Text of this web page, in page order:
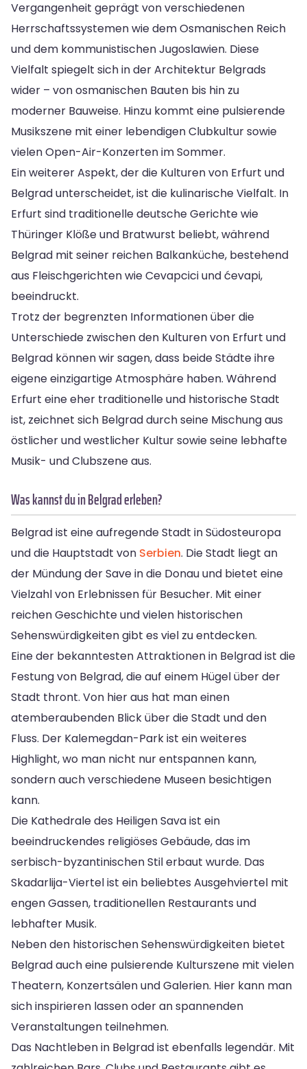
Vergangenheit geprägt von verschiedenen
Herrschaftssystemen wie dem Osmanischen Reich
und dem kommunistischen Jugoslawien. Diese
Vielfalt spiegelt sich in der Architektur Belgrads
wider – von osmanischen Bauten bis hin zu
moderner Bauweise. Hinzu kommt eine pulsierende
Musikszene mit einer lebendigen Clubkultur sowie
vielen Open-Air-Konzerten im Sommer.
Ein weiterer Aspekt, der die Kulturen von Erfurt und
Belgrad unterscheidet, ist die kulinarische Vielfalt. In
Erfurt sind traditionelle deutsche Gerichte wie
Thüringer Klöße und Bratwurst beliebt, während
Belgrad mit seiner reichen Balkanküche, bestehend
aus Fleischgerichten wie Cevapcici und ćevapi,
beeindruckt.
Trotz der begrenzten Informationen über die
Unterschiede zwischen den Kulturen von Erfurt und
Belgrad können wir sagen, dass beide Städte ihre
eigene einzigartige Atmosphäre haben. Während
Erfurt eine eher traditionelle und historische Stadt
ist, zeichnet sich Belgrad durch seine Mischung aus
östlicher und westlicher Kultur sowie seine lebhafte
Musik- und Clubszene aus.
Was kannst du in Belgrad erleben?
Belgrad ist eine aufregende Stadt in Südosteuropa
und die Hauptstadt von Serbien. Die Stadt liegt an
der Mündung der Save in die Donau und bietet eine
Vielzahl von Erlebnissen für Besucher. Mit einer
reichen Geschichte und vielen historischen
Sehenswürdigkeiten gibt es viel zu entdecken.
Eine der bekanntesten Attraktionen in Belgrad ist die
Festung von Belgrad, die auf einem Hügel über der
Stadt thront. Von hier aus hat man einen
atemberaubenden Blick über die Stadt und den
Fluss. Der Kalemegdan-Park ist ein weiteres
Highlight, wo man nicht nur entspannen kann,
sondern auch verschiedene Museen besichtigen
kann.
Die Kathedrale des Heiligen Sava ist ein
beeindruckendes religiöses Gebäude, das im
serbisch-byzantinischen Stil erbaut wurde. Das
Skadarlija-Viertel ist ein beliebtes Ausgehviertel mit
engen Gassen, traditionellen Restaurants und
lebhafter Musik.
Neben den historischen Sehenswürdigkeiten bietet
Belgrad auch eine pulsierende Kulturszene mit vielen
Theatern, Konzertsälen und Galerien. Hier kann man
sich inspirieren lassen oder an spannenden
Veranstaltungen teilnehmen.
Das Nachtleben in Belgrad ist ebenfalls legendär. Mit